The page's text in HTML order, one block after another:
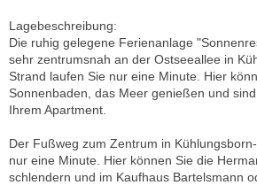
Lagebeschreibung:
Die ruhig gelegene Ferienanlage
sehr zentrumsnah an der Ostseeallee in
Strand laufen Sie nur eine Minute. Hier
Sonnenbaden, das Meer genießen und
Ihrem Apartment.
Der Fußweg zum Zentrum in
nur eine Minute. Hier können Sie die
schlendern und im Kaufhaus Bartelsmann